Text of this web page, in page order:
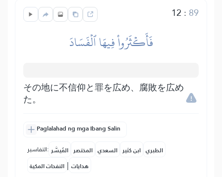
12 : 89
فَأَكۡثَرُواْ فِيهَا ٱلۡفَسَادَ
その地に不信仰と罪を広め、腐敗を広め
た。
Paglalahad ng mga Ibang Salin
التفاسير: المُيسَّر المختصر السعدي ابن كثير الطبري
النفحات المكية | هدايات